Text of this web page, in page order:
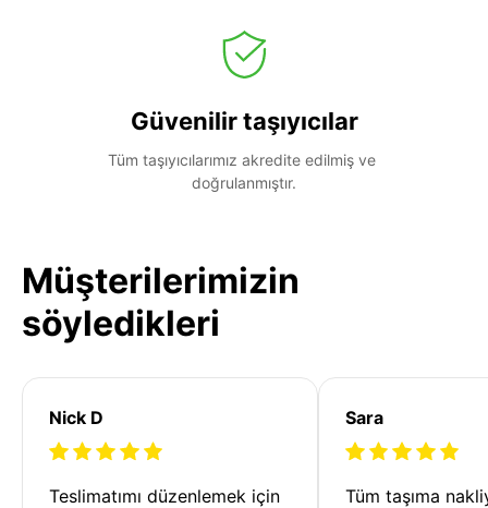
Güvenilir taşıyıcılar
Tüm taşıyıcılarımız akredite edilmiş ve
doğrulanmıştır.
Müşterilerimizin
söyledikleri
Nick D
Teslimatımı düzenlemek için
Sara
Tüm taşıma